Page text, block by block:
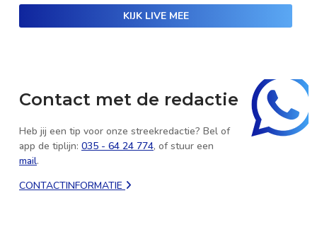
KIJK LIVE MEE
Contact met de redactie
Heb jij een tip voor onze streekredactie? Bel of
app de tiplijn: 035 - 64 24 774, of stuur een
mail.
CONTACTINFORMATIE